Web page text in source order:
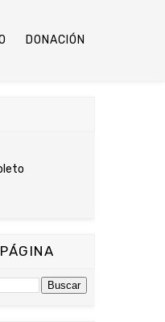
DONACIÓN